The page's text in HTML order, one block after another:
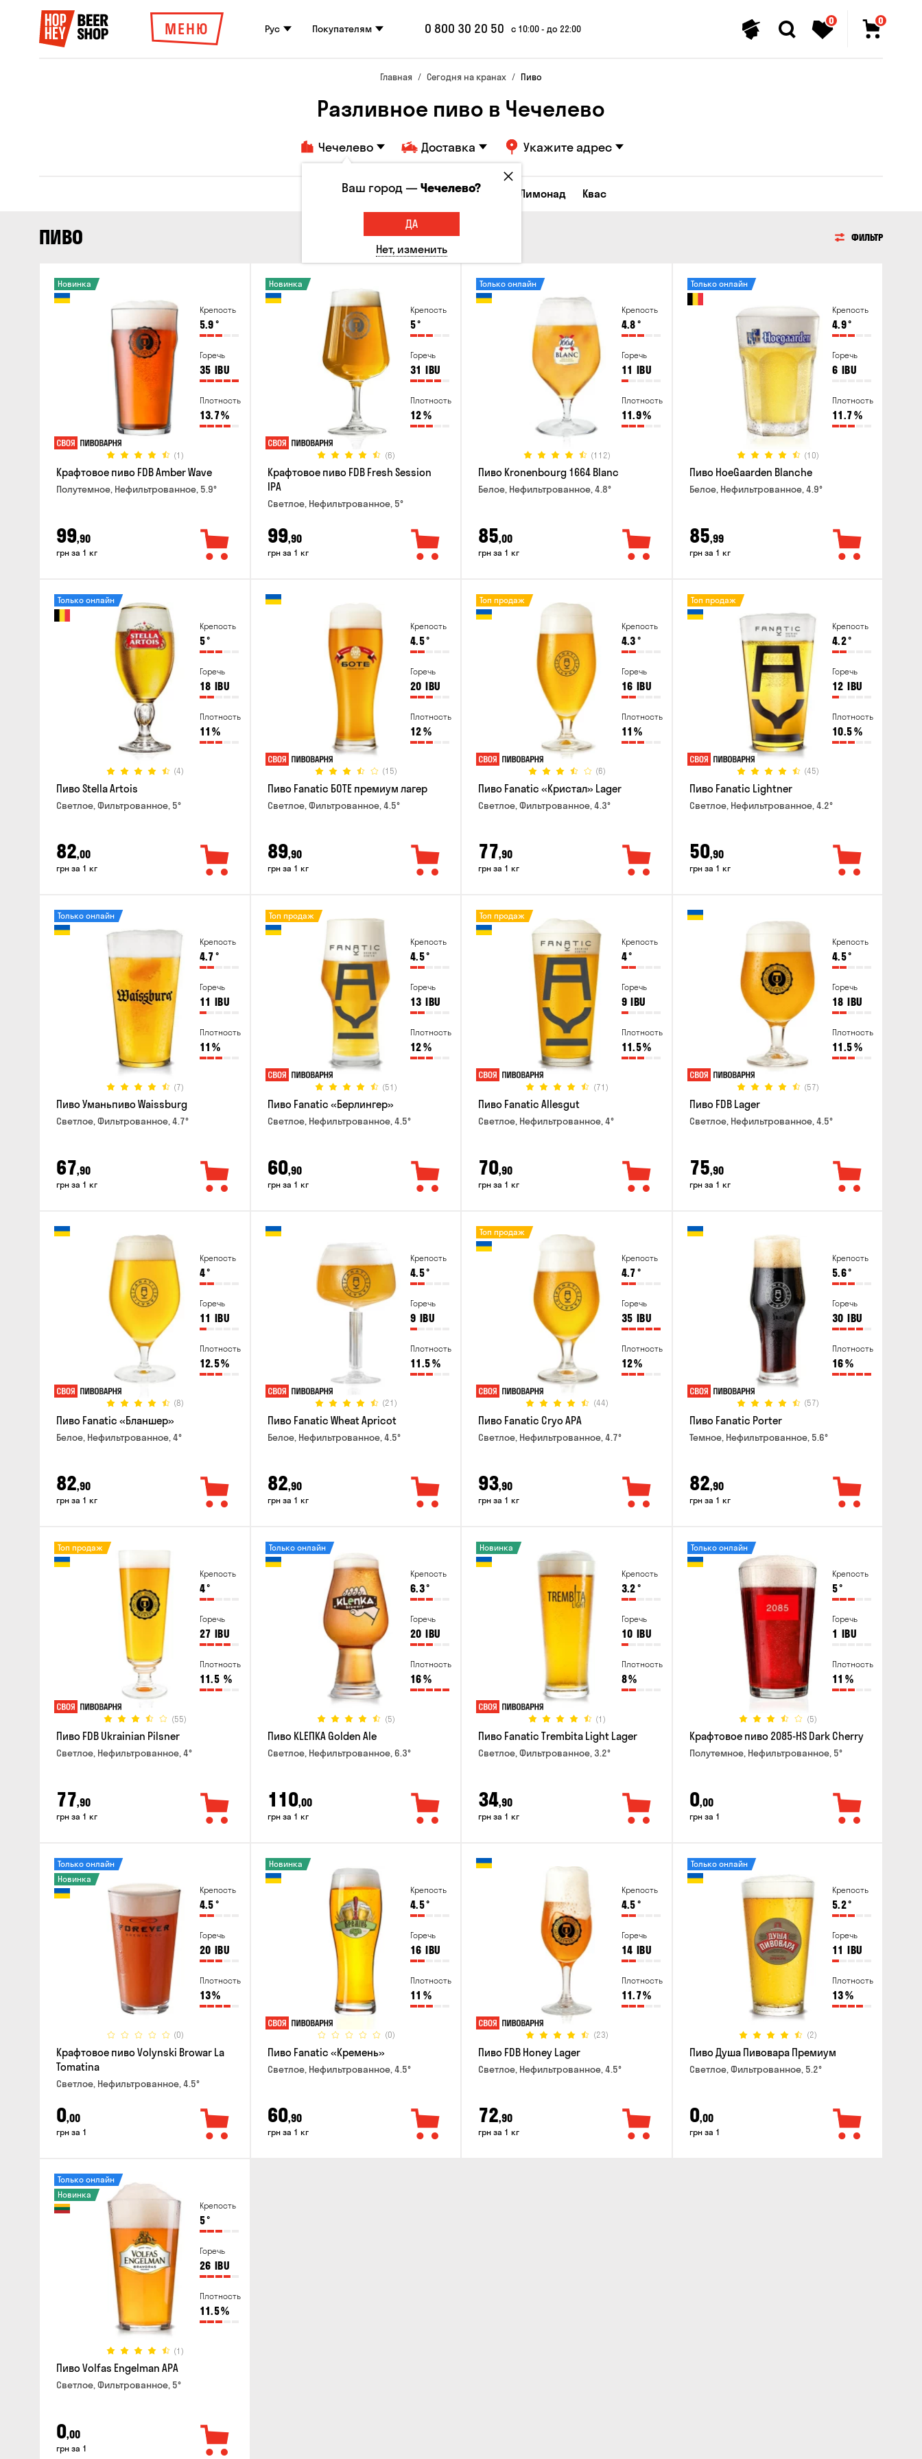
МЕНЮ Рус Покупателям 0 800 30 20 50 с 10:00 - до 22:00
0 0
Главная Сегодня на кранах Пиво
Разливное пиво в Чечелево
Чечелево Доставка Укажите адрес
Все товары Пиво Сидр Вино Лимонад Квас
ПИВО ФИЛЬТР
Крепость
5.9°
Горечь
35 IBU
Плотность
13.7%
(1)
Новинка
Крафтовое пиво FDB Amber Wave
Полутемное, Нефильтрованное, 5.9°
99,90
грн за 1 кг
Крепость
5°
Горечь
31 IBU
Плотность
12%
(6)
Новинка
Крафтовое пиво FDB Fresh Session
IPA
Светлое, Нефильтрованное, 5°
99,90
грн за 1 кг
Крепость
4.8°
Горечь
11 IBU
Плотность
11.9%
(112)
Только онлайн
Пиво Kronenbourg 1664 Blanc
Белое, Нефильтрованное, 4.8°
85,00
грн за 1 кг
Крепость
4.9°
Горечь
6 IBU
Плотность
11.7%
(10)
Только онлайн
Пиво HoeGaarden Blanche
Белое, Нефильтрованное, 4.9°
85,99
грн за 1 кг
Крепость
5°
Горечь
18 IBU
Плотность
11 %
(4)
Только онлайн
Пиво Stella Artois
Светлое, Фильтрованное, 5°
82,00
грн за 1 кг
Крепость
4.5°
Горечь
20 IBU
Плотность
12%
(15)
Пиво Fanatic БОТЕ премиум лагер
Светлое, Фильтрованное, 4.5°
89,90
грн за 1 кг
Крепость
4.3°
Горечь
16 IBU
Плотность
11 %
(6)
Топ продаж
Пиво Fanatic «Кристал» Lager
Светлое, Фильтрованное, 4.3°
77,90
грн за 1 кг
Крепость
4.2°
Горечь
12 IBU
Плотность
10.5%
(45)
Топ продаж
Пиво Fanatic Lightner
Светлое, Нефильтрованное, 4.2°
50,90
грн за 1 кг
Крепость
4.7°
Горечь
11 IBU
Плотность
11 %
(7)
Только онлайн
Пиво Уманьпиво Waissburg
Светлое, Фильтрованное, 4.7°
67,90
грн за 1 кг
Крепость
4.5°
Горечь
13 IBU
Плотность
12%
(51)
Топ продаж
Пиво Fanatic «Берлингер»
Светлое, Нефильтрованное, 4.5°
60,90
грн за 1 кг
Крепость
4°
Горечь
9 IBU
Плотность
11.5%
(71)
Топ продаж
Пиво Fanatic Allesgut
Светлое, Нефильтрованное, 4°
70,90
грн за 1 кг
Крепость
4.5°
Горечь
18 IBU
Плотность
11.5%
(57)
Пиво FDB Lager
Светлое, Нефильтрованное, 4.5°
75,90
грн за 1 кг
Крепость
4°
Горечь
11 IBU
Плотность
12.5%
(8)
Пиво Fanatic «Бланшер»
Белое, Нефильтрованное, 4°
82,90
грн за 1 кг
Крепость
4.5°
Горечь
9 IBU
Плотность
11.5%
(21)
Пиво Fanatic Wheat Apricot
Белое, Нефильтрованное, 4.5°
82,90
грн за 1 кг
Крепость
4.7°
Горечь
35 IBU
Плотность
12%
(44)
Топ продаж
Пиво Fanatic Cryo APA
Светлое, Нефильтрованное, 4.7°
93,90
грн за 1 кг
Крепость
5.6°
Горечь
30 IBU
Плотность
16%
(57)
Пиво Fanatic Porter
Темное, Нефильтрованное, 5.6°
82,90
грн за 1 кг
Крепость
4°
Горечь
27 IBU
Плотность
11.5 %
(55)
Топ продаж
Пиво FDB Ukrainian Pilsner
Светлое, Нефильтрованное, 4°
77,90
грн за 1 кг
Крепость
6.3°
Горечь
20 IBU
Плотность
16%
(5)
Только онлайн
Пиво KLEПКА Golden Ale
Светлое, Нефильтрованное, 6.3°
110,00
грн за 1 кг
Крепость
3.2°
Горечь
10 IBU
Плотность
8%
(1)
Новинка
Пиво Fanatic Trembita Light Lager
Светлое, Фильтрованное, 3.2°
34,90
грн за 1 кг
Крепость
5°
Горечь
1 IBU
Плотность
11 %
(5)
Только онлайн
Крафтовое пиво 2085-HS Dark Cherry
Полутемное, Нефильтрованное, 5°
0,00
грн за 1
Крепость
4.5°
Горечь
20 IBU
Плотность
13%
(0)
Только онлайн
Новинка
Крафтовое пиво Volynski Browar La
Tomatina
Светлое, Нефильтрованное, 4.5°
0,00
грн за 1
Крепость
4.5°
Горечь
16 IBU
Плотность
11 %
(0)
Новинка
Пиво Fanatic «Кремень»
Светлое, Нефильтрованное, 4.5°
60,90
грн за 1 кг
Крепость
4.5°
Горечь
14 IBU
Плотность
11.7%
(23)
Пиво FDB Honey Lager
Светлое, Нефильтрованное, 4.5°
72,90
грн за 1 кг
Крепость
5.2°
Горечь
11 IBU
Плотность
13%
(2)
Только онлайн
Пиво Душа Пивовара Премиум
Светлое, Фильтрованное, 5.2°
0,00
грн за 1
Крепость
5°
Горечь
26 IBU
Плотность
11.5%
(1)
Только онлайн
Новинка
Пиво Volfas Engelman APA
Светлое, Фильтрованное, 5°
0,00
грн за 1
Ваш город —Чечелево?
ДА
Нет, изменить